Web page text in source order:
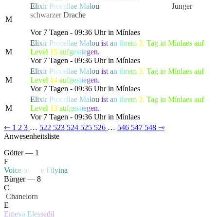
M
Elixir Procellae Malou Junger
schwarzer Drache
Vor 7 Tagen - 09:36 Uhr in Mínlaes
M
Elixir Procellae Malou ist an ihrem 3. Tag in Mínlaes auf
Level 15 aufgestiegen.
Vor 7 Tagen - 09:36 Uhr in Mínlaes
M
Elixir Procellae Malou ist an ihrem 3. Tag in Mínlaes auf
Level 14 aufgestiegen.
Vor 7 Tagen - 09:36 Uhr in Mínlaes
M
Elixir Procellae Malou ist an ihrem 3. Tag in Mínlaes auf
Level 13 aufgestiegen.
Vor 7 Tagen - 09:36 Uhr in Mínlaes
⇽ 1 2 3 … 522 523 524 525 526 … 546 547 548 ⇾
Anwesenheitsliste
Götter — 1
F
Voice of e Filyina
Bürger — 8
C
Chanelorn
E
Emeya Elessedil